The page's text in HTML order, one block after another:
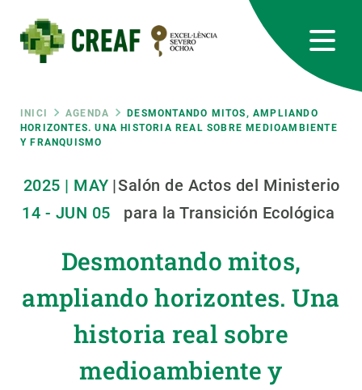
contingut
Fil
d'ariadna
INICI AGENDA
DESMONTANDO MITOS, AMPLIANDO
HORIZONTES. UNA HISTORIA REAL SOBRE MEDIOAMBIENTE
Y FRANQUISMO
2025 | MAY
14 - JUN 05
|Salón de Actos del Ministerio
para la Transición Ecológica
Desmontando mitos,
ampliando horizontes. Una
historia real sobre
medioambiente y
RRSS
Featured
responsive
Responsive
menu
CIÈNCIA EN ACCIÓ
UNEIX-TE A NOSALTRES